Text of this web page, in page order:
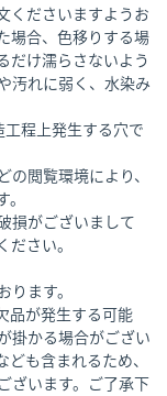
くださいますようお
場合、色移りする場
だけ濡らさないよう
汚れに弱く、水染み
程上発生する穴で
閲覧環境により、
損がございまして
さい。
ます。
品が発生する可能
掛かる場合がござい
も含まれるため、
ざいます。ご了承下